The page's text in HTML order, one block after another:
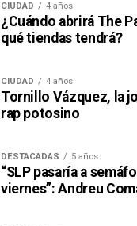
CIUDAD 4 años
¿Cuándo abrirá The
qué tiendas tendrá?
CIUDAD 4 años
Tornillo Vázquez, la
rap potosino
DESTACADAS 5 años
“SLP pasaría a
viernes”: Andreu